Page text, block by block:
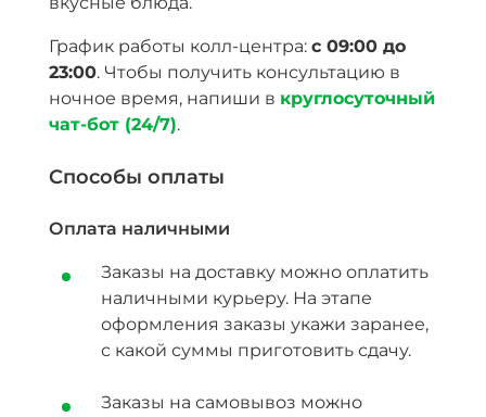
График работы колл-центра: с 09:00 до
23:00. Чтобы получить консультацию в
ночное время, напиши в круглосуточный
чат-бот (24/7).
Способы оплаты
Оплата наличными
Заказы на доставку можно оплатить
наличными курьеру. На этапе
оформления заказы укажи заранее,
с какой суммы приготовить сдачу.
Заказы на самовывоз можно